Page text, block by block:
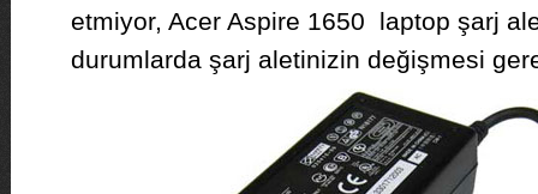
etmiyor, Acer Aspire 1650 laptop şarj
durumlarda şarj aletinizin değişmesi